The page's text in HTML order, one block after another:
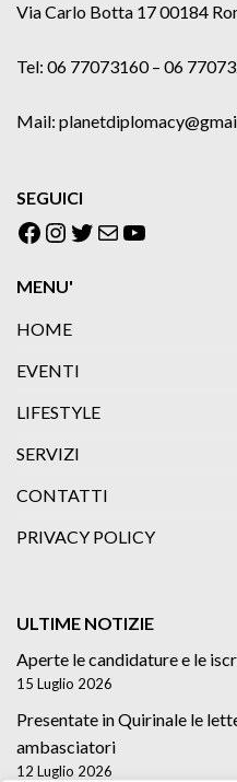
Via Carlo Botta 17 00184
Tel: 06 77073160 – 06
Mail:
SEGUICI
Facebook
Instagram
Twitter
EmailYouTube
MENU'
HOME
EVENTI
LIFESTYLE
SERVIZI
CONTATTI
PRIVACY POLICY
ULTIME NOTIZIE
Aperte le candidature e le
15 Luglio 2026
Presentate in Quirinale le
ambasciatori
12 Luglio 2026